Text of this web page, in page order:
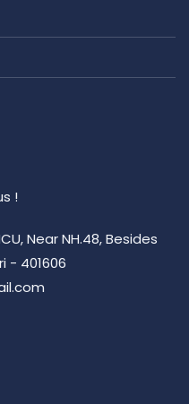
!
Near NH.48, Besides
- 401606